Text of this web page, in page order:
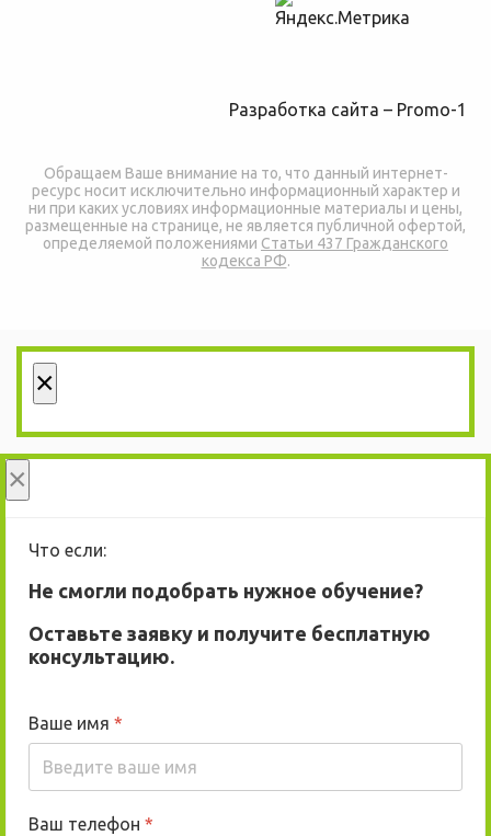
Разработка сайта – Promo-1
Обращаем Ваше внимание на то, что данный интернет-
ресурс носит исключительно информационный характер и
ни при каких условиях информационные материалы и цены,
размещенные на странице, не является публичной офертой,
определяемой положениями Статьи 437 Гражданского
кодекса РФ.
×
×
Что если:
Не смогли подобрать нужное обучение?
Оставьте заявку и получите бесплатную
консультацию.
Ваше имя *
Ваш телефон *